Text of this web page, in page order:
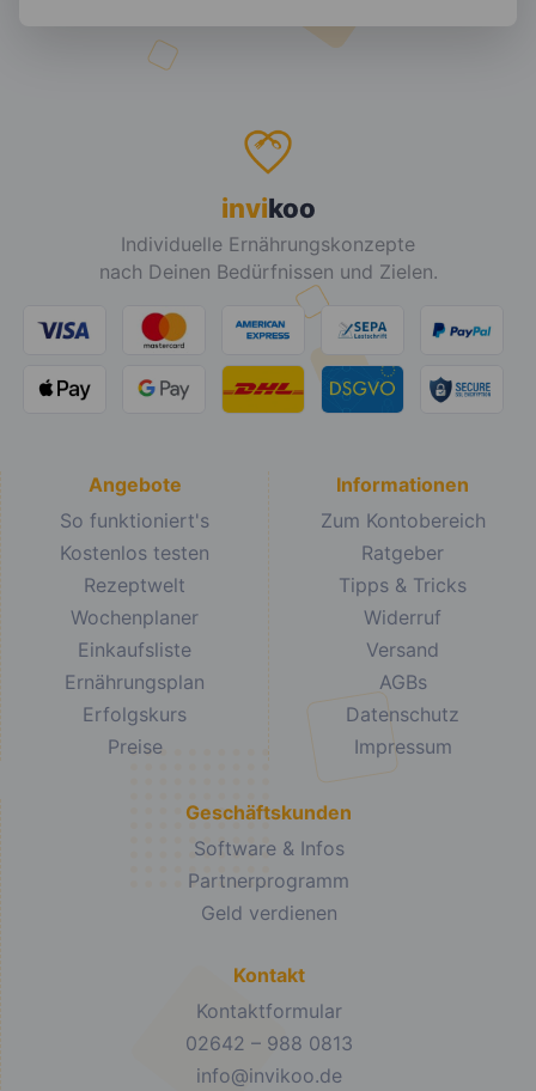
invikoo
Individuelle Ernährungskonzepte
nach Deinen Bedürfnissen und Zielen.
Angebote
So funktioniert's
Kostenlos testen
Rezeptwelt
Wochenplaner
Einkaufsliste
Ernährungsplan
Erfolgskurs
Preise
Informationen
Zum Kontobereich
Ratgeber
Tipps & Tricks
Widerruf
Versand
AGBs
Datenschutz
Impressum
Geschäftskunden
Software & Infos
Partnerprogramm
Geld verdienen
Kontakt
Kontaktformular
02642 – 988 0813
info@invikoo.de